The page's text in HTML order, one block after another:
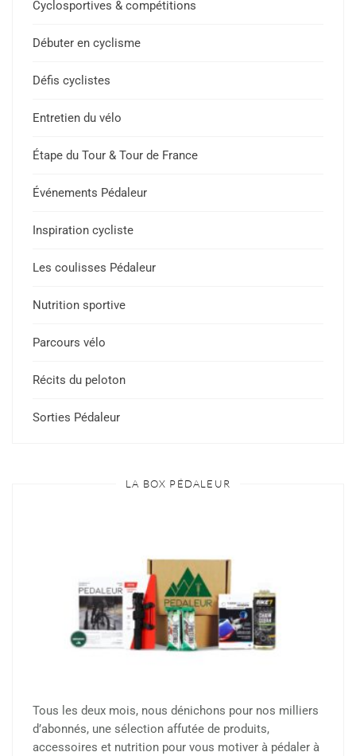
Cyclosportives & compétitions
Débuter en cyclisme
Défis cyclistes
Entretien du vélo
Étape du Tour & Tour de France
Événements Pédaleur
Inspiration cycliste
Les coulisses Pédaleur
Nutrition sportive
Parcours vélo
Récits du peloton
Sorties Pédaleur
LA BOX PÉDALEUR
Tous les deux mois, nous dénichons pour nos milliers
d’abonnés, une sélection affutée de produits,
accessoires et nutrition pour vous motiver à pédaler à